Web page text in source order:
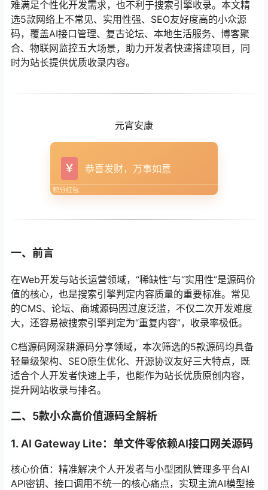
难满足个性化开发需求，也不利于搜索引擎收录。本文精
选5款网络上不常见、实用性强、SEO友好度高的小众源
码，覆盖AI接口管理、复古论坛、本地生活服务、博客聚
合、物联网监控五大场景，助力开发者快速搭建项目，同
时为站长提供优质收录内容。
元宵安康
￥ 恭喜发财，万事如意
积分红包
一、前言
在Web开发与站长运营领域，“稀缺性”与“实用性”是源码价
值的核心，也是搜索引擎判定内容质量的重要标准。常见
的CMS、论坛、商城源码因过度泛滥，不仅二次开发难度
大，还容易被搜索引擎判定为“重复内容”，收录率极低。
C档源码网深耕源码分享领域，本次筛选的5款源码均具备
轻量级架构、SEO原生优化、开源协议友好三大特点，既
适合个人开发者快速上手，也能作为站长优质原创内容，
提升网站收录与排名。
二、5款小众高价值源码全解析
1. AI Gateway Lite：单文件零依赖AI接口网关源码
核心价值：精准解决个人开发者与小型团队管理多平台AI
API密钥、接口调用不统一的核心痛点，实现主流AI模型接